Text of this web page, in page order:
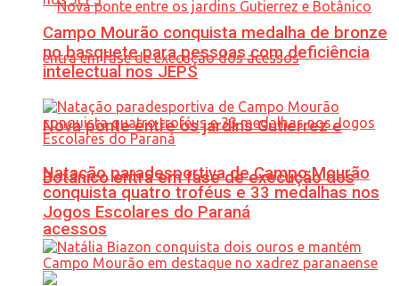
Nova ponte entre os jardins Gutierrez e
Botânico entra em fase de execução dos
acessos
Campo Mourão conquista medalha de bronze
no basquete para pessoas com deficiência
intelectual nos JEPS
Natação paradesportiva de Campo Mourão
conquista quatro troféus e 33 medalhas nos
Jogos Escolares do Paraná